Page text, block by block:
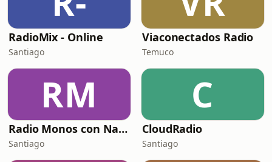
RadioMix - Online
Santiago
Viaconectados Radio
Temuco
RM
Radio Monos con Navaja
Santiago
C
CloudRadio
Santiago